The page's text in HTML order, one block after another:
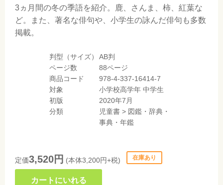
3ヵ月間の冬の季語を紹介。鹿、さんま、柿、紅葉な
ど。また、著名な俳句や、小学生の詠んだ俳句も多数
掲載。
判型（サイズ）
AB判
ページ数
88ページ
商品コード
978-4-337-16414-7
対象
小学校高学年 中学生
初版
2020年7月
分類
児童書 > 図鑑・辞典・
事典・年鑑
定価3,520円 (本体3,200円+税) 在庫あり
カートにいれる